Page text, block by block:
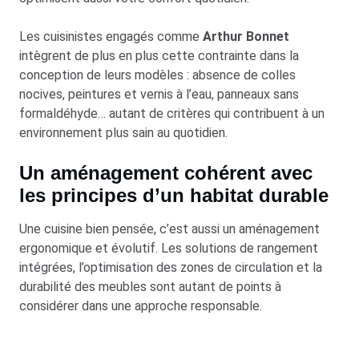
Les cuisinistes engagés comme Arthur Bonnet
intègrent de plus en plus cette contrainte dans la
conception de leurs modèles : absence de colles
nocives, peintures et vernis à l’eau, panneaux sans
formaldéhyde… autant de critères qui contribuent à un
environnement plus sain au quotidien.
Un aménagement cohérent avec
les principes d’un habitat durable
Une cuisine bien pensée, c’est aussi un aménagement
ergonomique et évolutif. Les solutions de rangement
intégrées, l’optimisation des zones de circulation et la
durabilité des meubles sont autant de points à
considérer dans une approche responsable.